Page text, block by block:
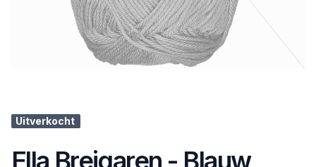
Uitverkocht
Ella Breigaren - Blauw